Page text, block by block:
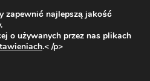
od 31 zł
800 003 167
zapewnić najlepszą jakość
o używanych przez nas plikach
.< /p>